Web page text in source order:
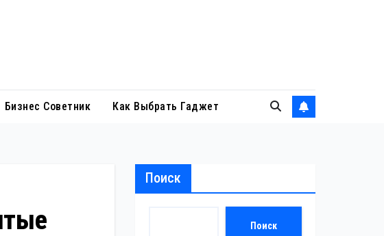
Бизнес Советник Как Выбрать Гаджет
Поиск
Поиск